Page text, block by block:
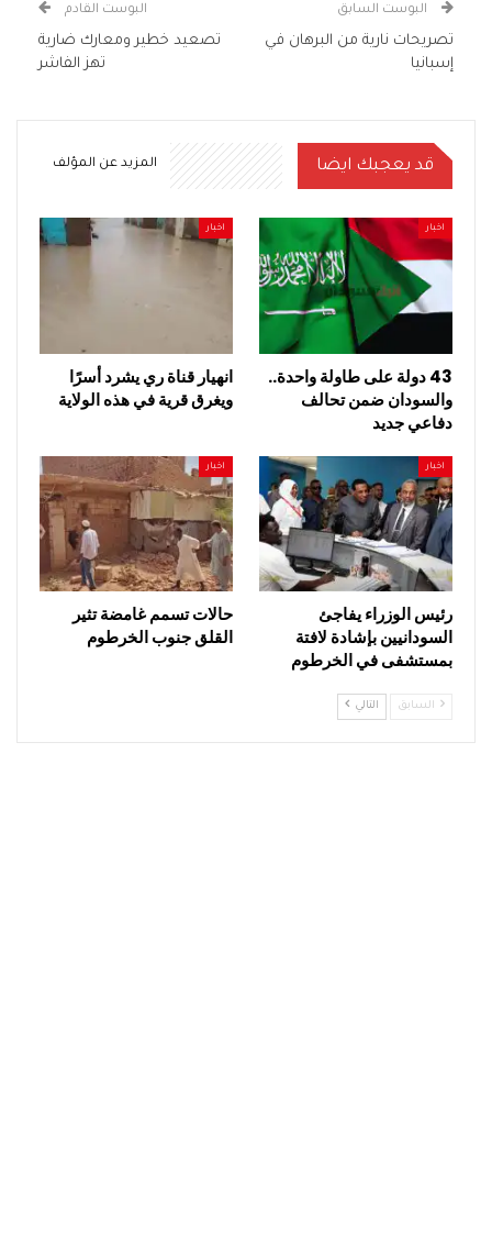
البوست السابق
تصريحات نارية من البرهان في
إسبانيا
البوست القادم
تصعيد خطير ومعارك ضارية
تهز الفاشر
قد يعجبك ايضا المزيد عن المؤلف
اخبار
43 دولة على طاولة واحدة..
والسودان ضمن تحالف
دفاعي جديد
اخبار
انهيار قناة ري يشرد أسرًا
ويغرق قرية في هذه الولاية
اخبار
رئيس الوزراء يفاجئ
السودانيين بإشادة لافتة
بمستشفى في الخرطوم
اخبار
حالات تسمم غامضة تثير
القلق جنوب الخرطوم
السابق التالي